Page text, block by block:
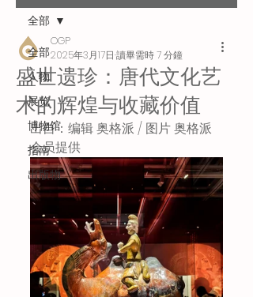
全部
人物
展览
博物馆
指南
出版物
全部
盛世遗珍：唐代文化艺
术的辉煌与收藏价值
OGP
2025年3月17日 讀畢需時 7 分鐘
出自：编辑 奥格派 / 图片 奥格派
会员提供